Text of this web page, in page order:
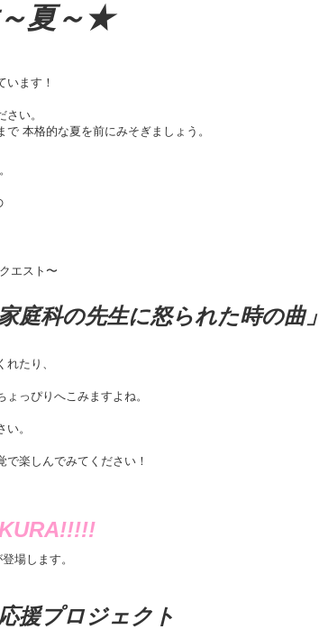
夏～★
います！
い。
本格的な夏を前にみそぎましょう。
エスト〜
庭科の先生に怒られた時の曲」
たり、
っぴりへこみますよね。
。
楽しんでみてください！
場します。
援プロジェクト